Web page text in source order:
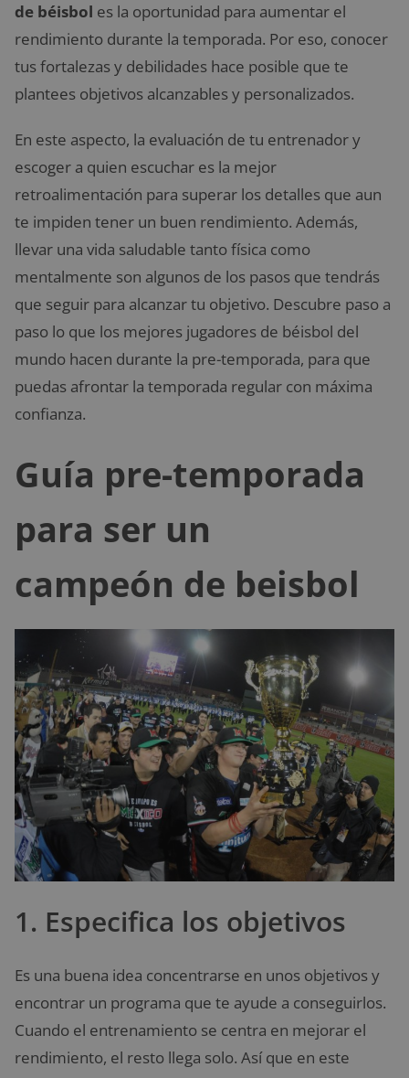
de béisbol es la oportunidad para aumentar el
rendimiento durante la temporada. Por eso, conocer
tus fortalezas y debilidades hace posible que te
plantees objetivos alcanzables y personalizados.
En este aspecto, la evaluación de tu entrenador y
escoger a quien escuchar es la mejor
retroalimentación para superar los detalles que aun
te impiden tener un buen rendimiento. Además,
llevar una vida saludable tanto física como
mentalmente son algunos de los pasos que tendrás
que seguir para alcanzar tu objetivo. Descubre paso a
paso lo que los mejores jugadores de béisbol del
mundo hacen durante la pre-temporada, para que
puedas afrontar la temporada regular con máxima
confianza.
Guía pre-temporada
para ser un
campeón de beisbol
1. Especifica los objetivos
Es una buena idea concentrarse en unos objetivos y
encontrar un programa que te ayude a conseguirlos.
Cuando el entrenamiento se centra en mejorar el
rendimiento, el resto llega solo. Así que en este